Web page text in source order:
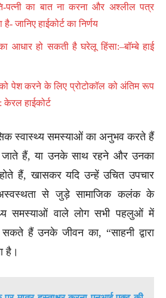
पत्नी का बात ना करना और अश्लील पत्र
जानिए हाईकोर्ट का निर्णय
आधार हो सकती है घरेलू हिंसा:–बॉम्बे हाई
पेश करने के लिए प्रोटोकॉल को अंतिम रूप
हाईकोर्ट
स्वास्थ्य समस्याओं का अनुभव करते हैं
जाते हैं, या उनके साथ रहने और उनका
हैं, खासकर यदि उन्हें उचित उपचार
से जुड़े सामाजिक कलंक के
समस्याओं वाले लोग सभी पहलुओं में
हैं उनके जीवन का, “साहनी द्वारा
है।